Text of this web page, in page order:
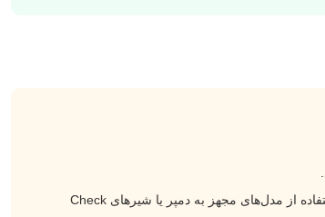
باز و بسته شدن سریع در برخی سیستم‌ها ممکن است موجب ایجاد ضربه قوچ شود؛ در این شرایط استفاده از مدل‌های مجهز به دمپر یا شیرهای Check